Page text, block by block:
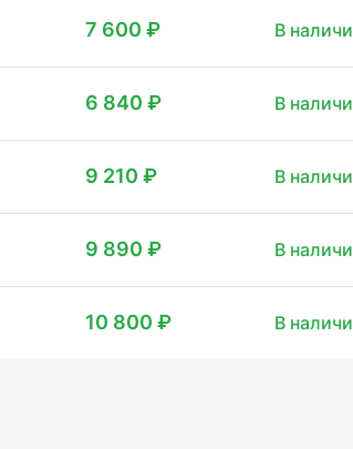
7 600 ₽ В
6 840 ₽ В
9 210 ₽ В
9 890 ₽ В
10 800 ₽ В